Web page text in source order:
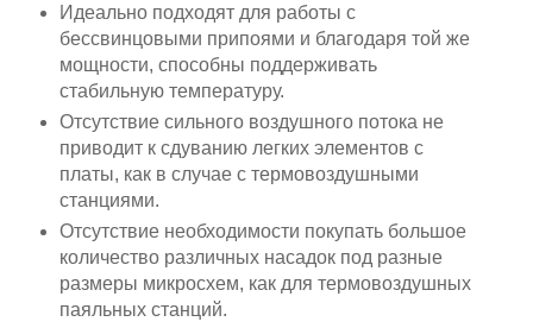
Идеально подходят для работы с
бессвинцовыми припоями и благодаря той же
мощности, способны поддерживать
стабильную температуру.
Отсутствие сильного воздушного потока не
приводит к сдуванию легких элементов с
платы, как в случае с термовоздушными
станциями.
Отсутствие необходимости покупать большое
количество различных насадок под разные
размеры микросхем, как для термовоздушных
паяльных станций.